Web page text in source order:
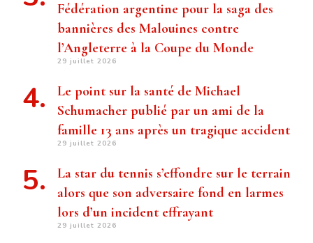
Fédération argentine pour la saga des
bannières des Malouines contre
l’Angleterre à la Coupe du Monde
29 juillet 2026
Le point sur la santé de Michael
Schumacher publié par un ami de la
famille 13 ans après un tragique accident
29 juillet 2026
La star du tennis s’effondre sur le terrain
alors que son adversaire fond en larmes
lors d’un incident effrayant
29 juillet 2026